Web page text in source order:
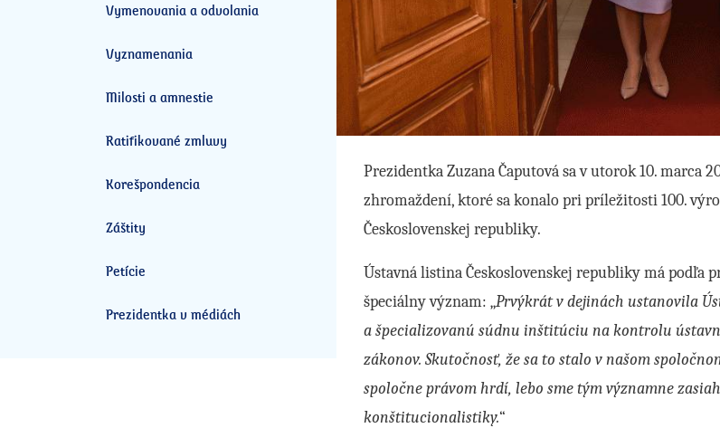
Vymenovania a odvolania
Vyznamenania
Milosti a amnestie
Ratifikované zmluvy
Korešpondencia
Záštity
Petície
Prezidentka v médiách
Prezidentka Zuzana Čaputová sa v utorok 10. marca
zhromaždení, ktoré sa konalo pri príležitosti 100.
Československej republiky.
Ústavná listina Československej republiky má podľa
špeciálny význam: „Prvýkrát v dejinách ustanovila
a špecializovanú súdnu inštitúciu na kontrolu
zákonov. Skutočnosť, že sa to stalo v našom
spoločne právom hrdí, lebo sme tým významne
konštitucionalistiky.“